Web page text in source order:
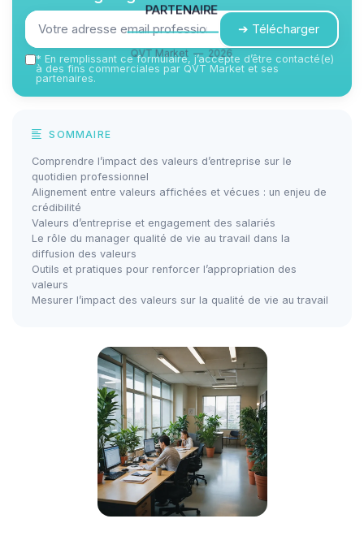
partenaire
QVT Market — 2026
➔ Télécharger
* En remplissant ce formulaire, j’accepte d’être contacté(e)
à des fins commerciales par QVT Market et ses
partenaires.
SOMMAIRE
Comprendre l’impact des valeurs d’entreprise sur le
quotidien professionnel
Alignement entre valeurs affichées et vécues : un enjeu de
crédibilité
Valeurs d’entreprise et engagement des salariés
Le rôle du manager qualité de vie au travail dans la
diffusion des valeurs
Outils et pratiques pour renforcer l’appropriation des
valeurs
Mesurer l’impact des valeurs sur la qualité de vie au travail